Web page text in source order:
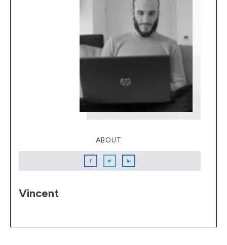
ABOUT
Vincent